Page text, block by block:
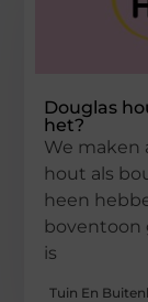
Douglas
het?
We maken
hout als
heen
boventoon
is
Tuin En